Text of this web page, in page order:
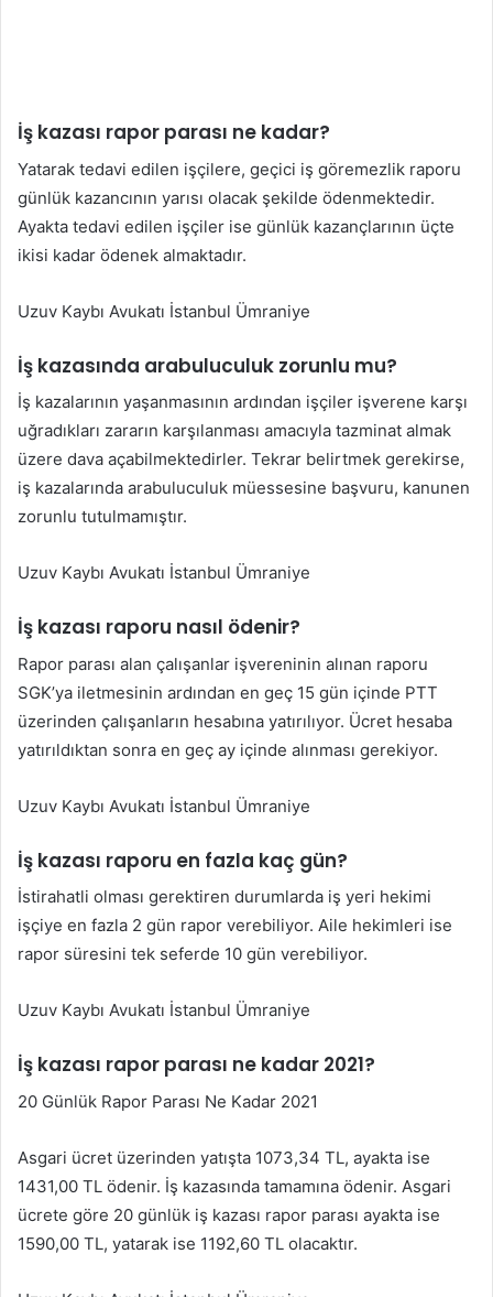
İş kazası rapor parası ne kadar?
Yatarak tedavi edilen işçilere, geçici iş göremezlik raporu
günlük kazancının yarısı olacak şekilde ödenmektedir.
Ayakta tedavi edilen işçiler ise günlük kazançlarının üçte
ikisi kadar ödenek almaktadır.
Uzuv Kaybı Avukatı İstanbul Ümraniye
İş kazasında arabuluculuk zorunlu mu?
İş kazalarının yaşanmasının ardından işçiler işverene karşı
uğradıkları zararın karşılanması amacıyla tazminat almak
üzere dava açabilmektedirler. Tekrar belirtmek gerekirse,
iş kazalarında arabuluculuk müessesine başvuru, kanunen
zorunlu tutulmamıştır.
Uzuv Kaybı Avukatı İstanbul Ümraniye
İş kazası raporu nasıl ödenir?
Rapor parası alan çalışanlar işvereninin alınan raporu
SGK’ya iletmesinin ardından en geç 15 gün içinde PTT
üzerinden çalışanların hesabına yatırılıyor. Ücret hesaba
yatırıldıktan sonra en geç ay içinde alınması gerekiyor.
Uzuv Kaybı Avukatı İstanbul Ümraniye
İş kazası raporu en fazla kaç gün?
İstirahatli olması gerektiren durumlarda iş yeri hekimi
işçiye en fazla 2 gün rapor verebiliyor. Aile hekimleri ise
rapor süresini tek seferde 10 gün verebiliyor.
Uzuv Kaybı Avukatı İstanbul Ümraniye
İş kazası rapor parası ne kadar 2021?
20 Günlük Rapor Parası Ne Kadar 2021
Asgari ücret üzerinden yatışta 1073,34 TL, ayakta ise
1431,00 TL ödenir. İş kazasında tamamına ödenir. Asgari
ücrete göre 20 günlük iş kazası rapor parası ayakta ise
1590,00 TL, yatarak ise 1192,60 TL olacaktır.